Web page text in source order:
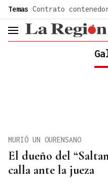
Temas Contrato
header.menu.open
El dueño del
calla ante la jueza
MURIÓ UN OURENSANO